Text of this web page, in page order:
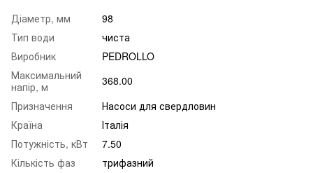
Діаметр, мм
98
Тип води
чиста
Виробник
PEDROLLO
Максимальний
напір, м
368.00
Призначення
Насоси для свердловин
Країна
Італія
Потужність, кВт
7.50
Кількість фаз
трифазний